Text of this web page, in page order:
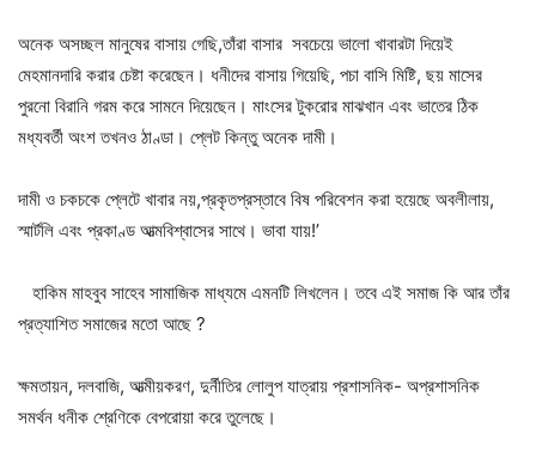
অনেক অসচ্ছল মানুষের বাসায় গেছি,তাঁরা বাসার সবচেয়ে ভালো খাবারটা দিয়েই
মেহমানদারি করার চেষ্টা করেছেন। ধনীদের বাসায় গিয়েছি, পচা বাসি মিষ্টি, ছয় মাসের
পুরনো বিরানি গরম করে সামনে দিয়েছেন। মাংসের টুকরোর মাঝখান এবং ভাতের ঠিক
মধ্যবর্তী অংশ তখনও ঠাণ্ডা। প্লেট কিন্তু অনেক দামী।
দামী ও চকচকে প্লেটে খাবার নয়,প্রকৃতপ্রস্তাবে বিষ পরিবেশন করা হয়েছে অবলীলায়,
স্মার্টলি এবং প্রকাণ্ড আত্মবিশ্বাসের সাথে। ভাবা যায়!’
হাকিম মাহবুব সাহেব সামাজিক মাধ্যমে এমনটি লিখলেন।‌ তবে এই সমাজ কি আর তাঁর
প্রত্যাশিত সমাজের মতো আছে ?
ক্ষমতায়ন, দলবাজি, আত্মীয়করণ, দুর্নীতির লোলুপ যাত্রায় প্রশাসনিক- অপ্রশাসনিক
সমর্থন ধনীক শ্রেণিকে বেপরোয়া করে তুলেছে।‌